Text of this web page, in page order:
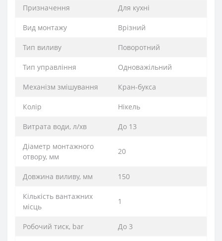
Призначення Для кухні
Вид монтажу Врізний
Тип виливу Поворотний
Тип управління Одноважільний
Механізм змішування Кран-букса
Колір Нікель
Витрата води, л/хв До 13
Діаметр монтажного
отвору, мм
20
Довжина виливу, мм 150
Кількість вантажних
місць
1
Робочий тиск, bar До 3